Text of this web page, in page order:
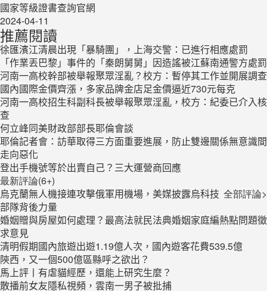
國家等級證書查詢官網
2024-04-11
推薦閱讀
徐匯濱江清晨出現「暴騎團」，上海交警：已進行相應處罰
「作業丟巴黎」事件的「秦朗舅舅」因造謠被江蘇南通警方處罰
河南一高校幹部被舉報聚眾淫亂？校方：暫停其工作並開展調查
國內國際金價齊漲，多家品牌金店足金價逼近730元每克
河南一高校招生科副科長被舉報聚眾淫亂，校方：紀委已介入核
查
何立峰同美財政部部長耶倫會談
耶倫記者會：訪華取得三方面重要進展，防止雙邊關係無意識間
走向惡化
登出手機號等於出賣自己？三大運營商回應
最新評論(6+)
全部評論>
烏克蘭無人機接連攻擊俄軍用機場，美媒披露烏科技
部隊背後力量
婚姻贈與房屋如何處理？最高法就民法典婚姻家庭編熱點問題徵
求意見
清明假期國內旅遊出遊1.19億人次，國內遊客花費539.5億
陝西，又一個500億區縣呼之欲出？
馬上評丨有虐貓經歷，還能上研究生麼？
散播前女友隱私視頻，雲南一男子被批捕